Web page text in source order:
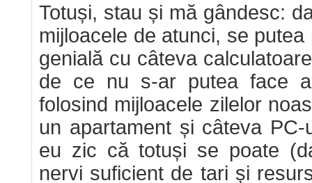
Totuși, stau și mă gândesc:
mijloacele de atunci, se
genială cu câteva
de ce nu s-ar putea face
folosind mijloacele zilelor
un apartament și câteva
eu zic că totuși se poate
nervi suficient de tari și